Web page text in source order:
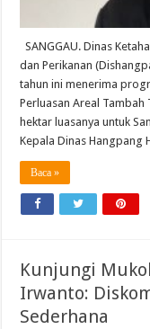
SANGGAU. Dinas
dan Perikanan
tahun ini menerima
Perluasan Areal Tambah
hektar luasanya untuk
Kepala Dinas
Baca »
Kunjungi
Irwanto:
Sederhana